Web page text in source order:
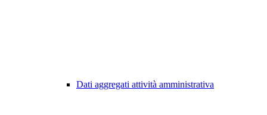
Dati aggregati attività amministrativa